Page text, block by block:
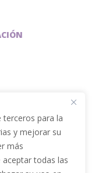
terceros para la
y mejorar su
más
todas las